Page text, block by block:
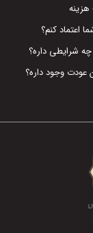
اعتماد کنم؟
شرایطی داره؟
عودت وجود داره؟